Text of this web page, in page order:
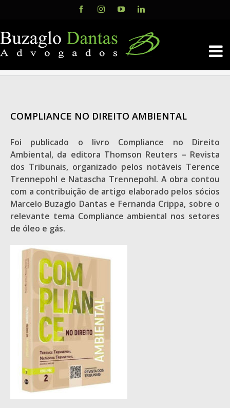
content
FacebookInstagramYouTubeLinkedIn
COMPLIANCE NO DIREITO AMBIENTAL
Foi publicado o livro Compliance no Direito
Ambiental, da editora Thomson Reuters – Revista
dos Tribunais, organizado pelos notáveis Terence
Trennepohl e Natascha Trennepohl. A obra contou
com a contribuição de artigo elaborado pelos sócios
Marcelo Buzaglo Dantas e Fernanda Crippa, sobre o
relevante tema Compliance ambiental nos setores
de óleo e gás.